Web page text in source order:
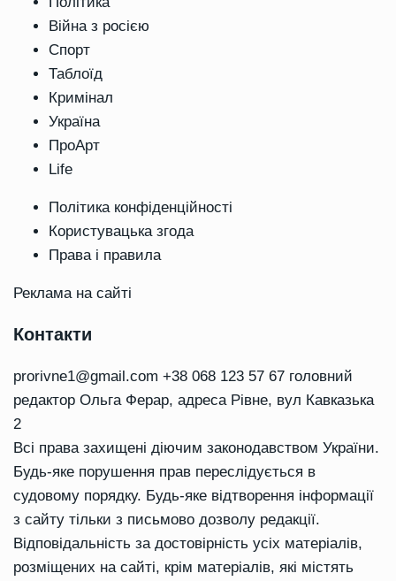
Війна з росією
Спорт
Таблоїд
Кримінал
Україна
ПроАрт
Life
Політика конфіденційності
Користувацька згода
Права і правила
Реклама на сайті
Контакти
prorivne1@gmail.com +38 068 123 57 67 головний
редактор Ольга Ферар, адреса Рівне, вул Кавказька
2
Всі права захищені діючим законодавством України.
Будь-яке порушення прав переслідується в
судовому порядку. Будь-яке відтворення інформації
з сайту тільки з письмово дозволу редакції.
Відповідальність за достовірність усіх матеріалів,
розміщених на сайті, крім матеріалів, які містять